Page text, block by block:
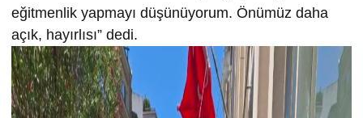
eğitmenlik yapmayı düşünüyorum. Önümüz daha
açık, hayırlısı” dedi.